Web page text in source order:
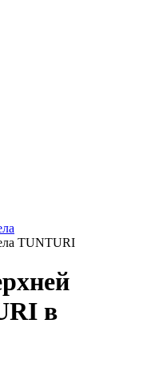
TUNTURI
в